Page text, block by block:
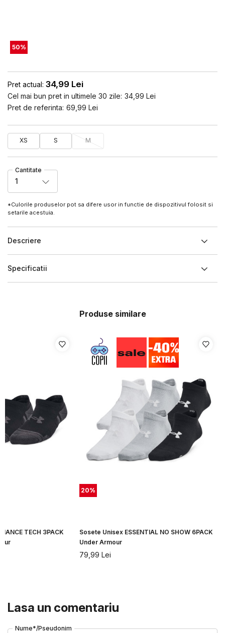
50%
Pret actual: 34,99 Lei
Cel mai bun pret in ultimele 30 zile: 34,99 Lei
Pret de referinta: 69,99 Lei
XS S M
Cantitate
1
*Culorile produselor pot sa difere usor in functie de dispozitivul folosit si
setarile acestuia.
Descriere
Specificatii
Produse similare
TECH 3PACK
20%
Sosete Unisex ESSENTIAL NO SHOW 6PACK
Under Armour
79,99 Lei
Lasa un comentariu
Nume*/Pseudonim